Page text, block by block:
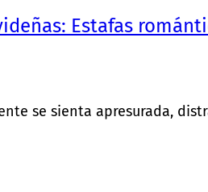
Estafas
se sienta apresurada,